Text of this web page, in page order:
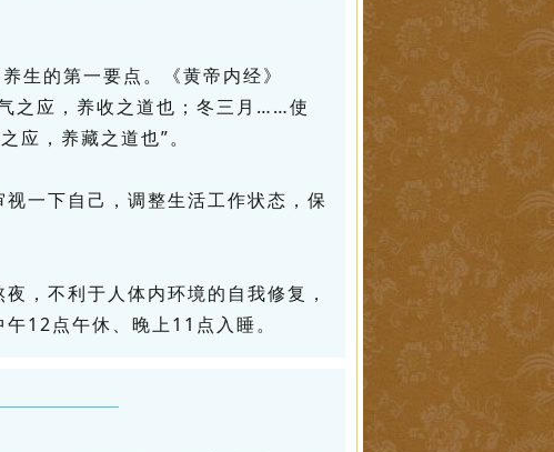
生的第一要点。《黄帝内经》
之应，养收之道也；冬三月……使
，养藏之道也”。
一下自己，调整生活工作状态，保
，不利于人体内环境的自我修复，
12点午休、晚上11点入睡。